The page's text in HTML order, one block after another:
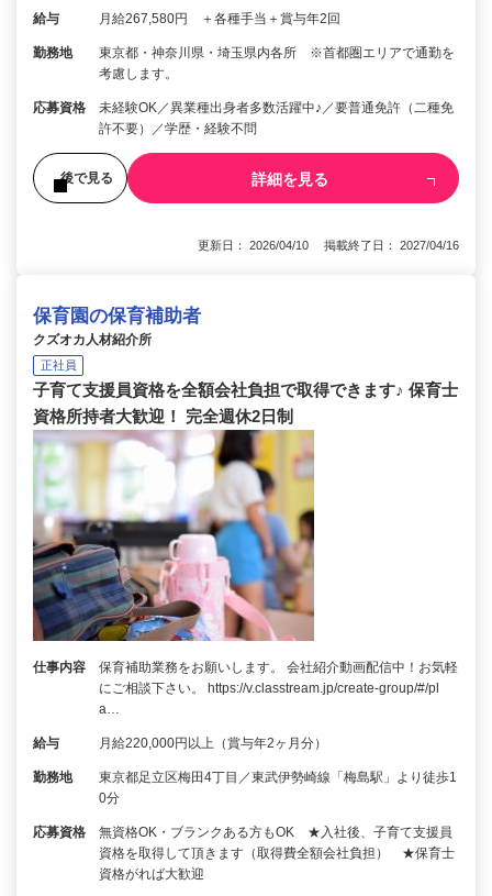
給与 月給267,580円 ＋各種手当＋賞与年2回
勤務地
東京都・神奈川県・埼玉県内各所 ※首都圏エリアで通勤を
考慮します。
応募資格
未経験OK／異業種出身者多数活躍中♪／要普通免許（二種免
許不要）／学歴・経験不問
後で見る 詳細を見る
更新日： 2026/04/10 掲載終了日： 2027/04/16
保育園の保育補助者
クズオカ人材紹介所
正社員
子育て支援員資格を全額会社負担で取得できます♪ 保育士
資格所持者大歓迎！ 完全週休2日制
仕事内容
保育補助業務をお願いします。 会社紹介動画配信中！お気軽
にご相談下さい。 https://v.classtream.jp/create-group/#/pl
a…
給与 月給220,000円以上（賞与年2ヶ月分）
勤務地
東京都足立区梅田4丁目／東武伊勢崎線「梅島駅」より徒歩1
0分
応募資格
無資格OK・ブランクある方もOK ★入社後、子育て支援員
資格を取得して頂きます（取得費全額会社負担） ★保育士
資格がれば大歓迎